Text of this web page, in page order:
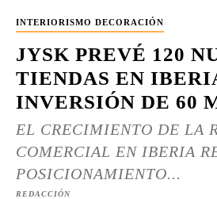
INTERIORISMO DECORACIÓN
JYSK PREVÉ 120
TIENDAS EN
INVERSIÓN DE 60
EL CRECIMIENTO DE LA
COMERCIAL EN IBERIA
POSICIONAMIENTO...
REDACCIÓN